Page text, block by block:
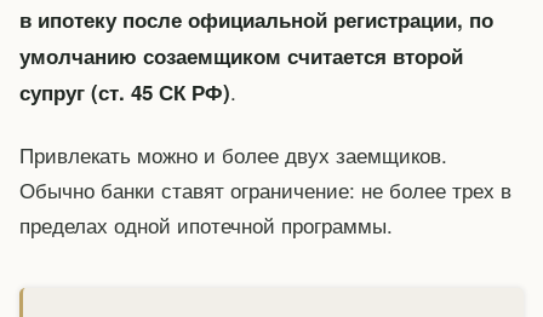
в ипотеку после официальной регистрации, по
умолчанию созаемщиком считается второй
супруг (ст. 45 СК РФ).
Привлекать можно и более двух заемщиков.
Обычно банки ставят ограничение: не более трех в
пределах одной ипотечной программы.